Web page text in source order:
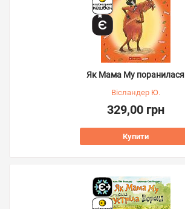
Як Мама Му поранилася
Вісландер Ю.
329,00 грн
Купити